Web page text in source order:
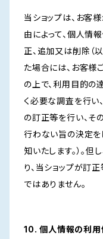
当ショップは、お客
由によって、個人情
正、追加又は削除（
た場合には、お客様
の上で、利用目的の
く必要な調査を行い
の訂正等を行い、そ
行わない旨の決定を
知いたします。）。
り、当ショップが訂
ではありません。
10. 個人情報の利用